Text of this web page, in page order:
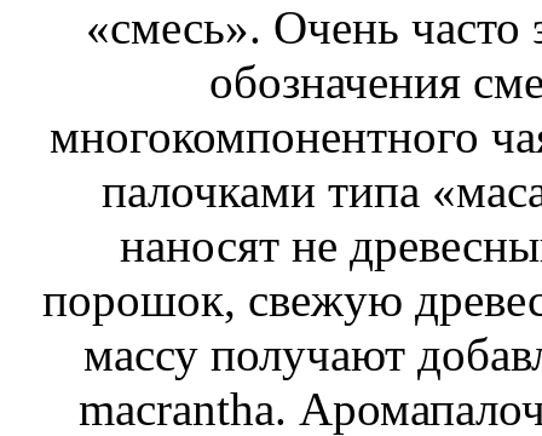
«смесь». Очень часто
обозначения
многокомпонентного
палочками типа
наносят не
порошок, свежую
массу получают
macrantha.